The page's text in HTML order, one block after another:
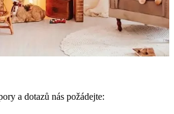
a dotazů nás požádejte: